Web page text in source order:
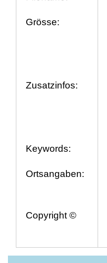
Grösse:
Zusatzinfos:
Keywords:
Ortsangaben:
Copyright ©